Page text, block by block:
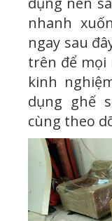
nhanh
ngay sau
trên để mọi
kinh
dụng ghế
cùng theo